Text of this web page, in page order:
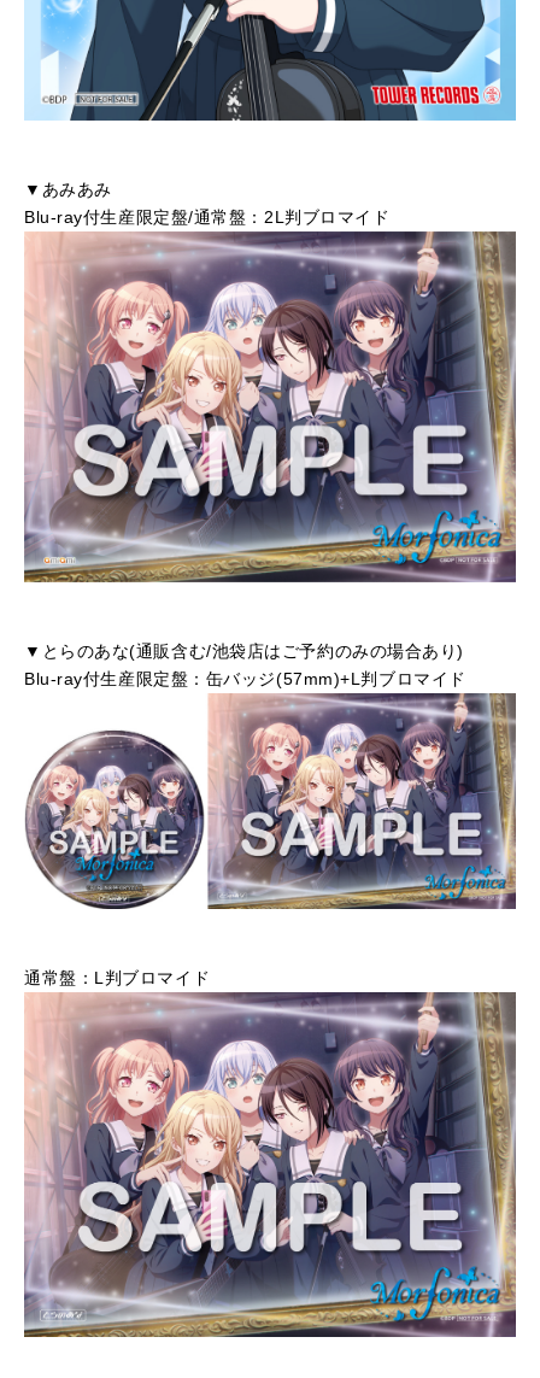
▼あみあみ
Blu-ray付生産限定盤/通常盤：2L判ブロマイド
▼とらのあな(通販含む/池袋店はご予約のみの場合あり)
Blu-ray付生産限定盤：缶バッジ(57mm)+L判ブロマイド
通常盤：L判ブロマイド